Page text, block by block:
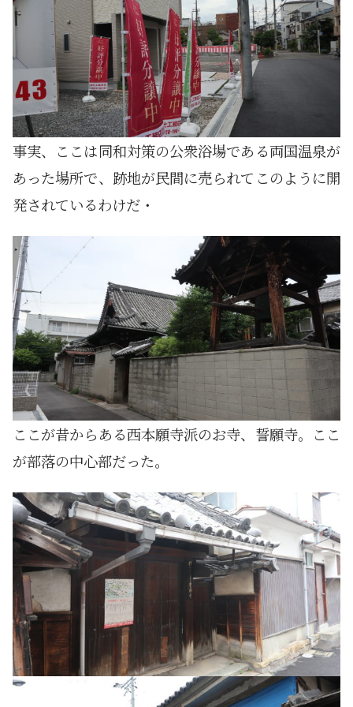
事実、ここは同和対策の公衆浴場である両国温泉が
あった場所で、跡地が民間に売られてこのように開
発されているわけだ・
ここが昔からある西本願寺派のお寺、誓願寺。ここ
が部落の中心部だった。